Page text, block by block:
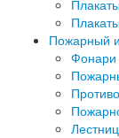
Пожарный
Фонари